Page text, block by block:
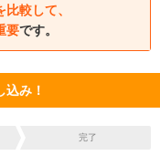
較して、
要です。
込み！
完了